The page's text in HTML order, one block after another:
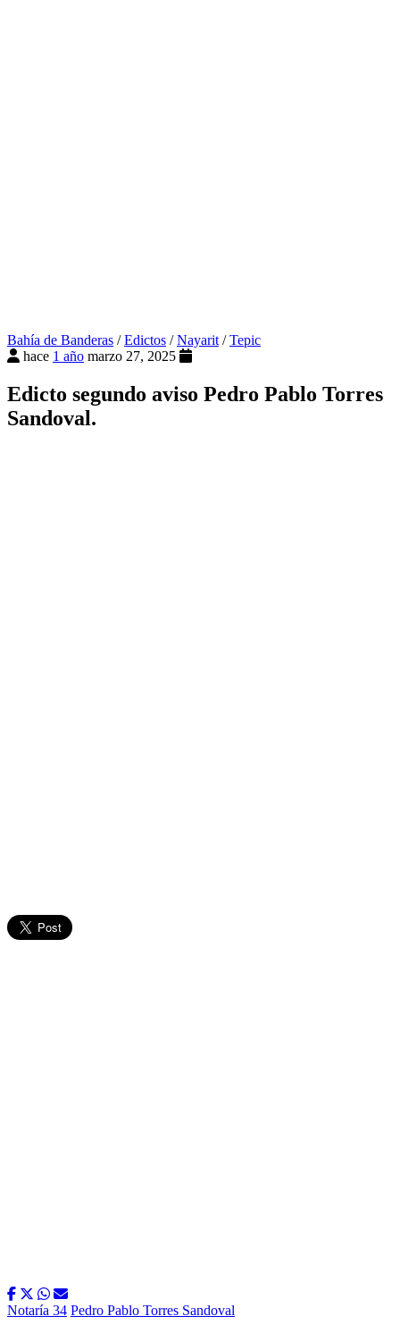
Bahía de Banderas /Edictos /Nayarit/Tepic
hace 1 año marzo 27, 2025
Edicto segundo aviso Pedro Pablo Torres
Sandoval.
Notaría 34 Pedro Pablo Torres Sandoval